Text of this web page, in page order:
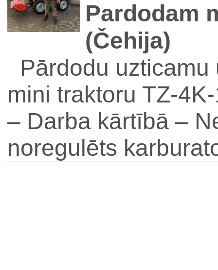
Pardodam
(Čehija)
Pārdodu
mini traktoru TZ-
– Darba kārtībā –
noregulēts